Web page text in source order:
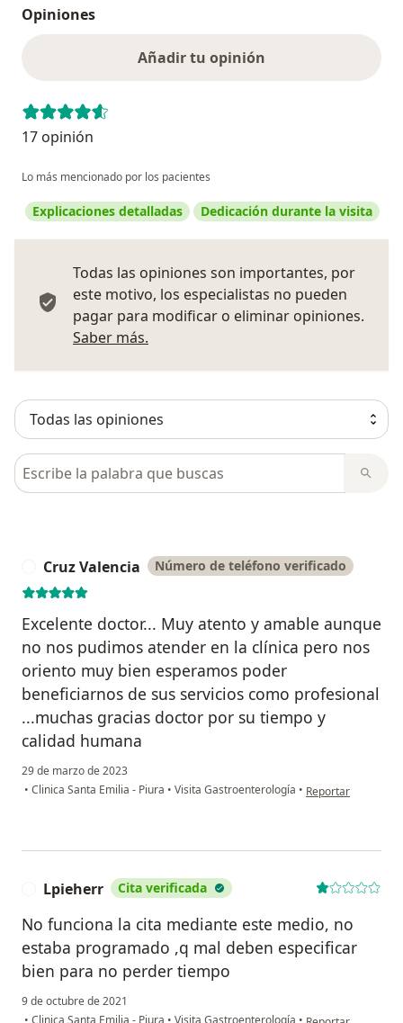
Opiniones
Añadir tu opinión
17 opinión
Lo más mencionado por los pacientes
Explicaciones detalladas Dedicación durante la visita
Todas las opiniones son importantes, por
este motivo, los especialistas no pueden
pagar para modificar o eliminar opiniones.
Saber más.
Busca en opiniones
Cruz Valencia Número de teléfono verificado
Excelente doctor... Muy atento y amable aunque
no nos pudimos atender en la clínica pero nos
oriento muy bien esperamos poder
beneficiarnos de sus servicios como profesional
...muchas gracias doctor por su tiempo y
calidad humana
29 de marzo de 2023
• Clinica Santa Emilia - Piura • Visita Gastroenterología • en opinión del
Reportar
Lpieherr Cita verificada
No funciona la cita mediante este medio, no
estaba programado ,q mal deben especificar
bien para no perder tiempo
9 de octubre de 2021
• Clinica Santa Emilia - Piura • Visita Gastroenterología • en opinión del